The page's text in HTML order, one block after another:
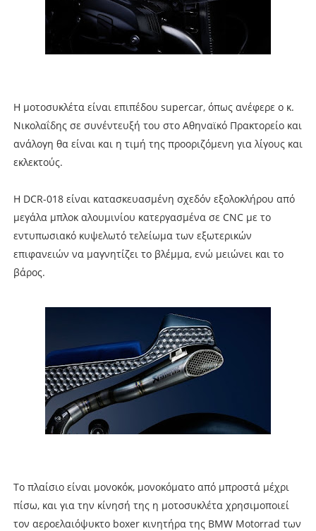
Η μοτοσυκλέτα είναι επιπέδου supercar, όπως ανέφερε ο κ.
Νικολαΐδης σε συνέντευξή του στο Αθηναϊκό Πρακτορείο και
ανάλογη θα είναι και η τιμή της προοριζόμενη για λίγους και
εκλεκτούς.
Η DCR-018 είναι κατασκευασμένη σχεδόν εξολοκλήρου από
μεγάλα μπλοκ αλουμινίου κατεργασμένα σε CNC με το
εντυπωσιακό κυψελωτό τελείωμα των εξωτερικών
επιφανειών να μαγνητίζει το βλέμμα, ενώ μειώνει και το
βάρος.
Το πλαίσιο είναι μονοκόκ, μονοκόματο από μπροστά μέχρι
πίσω, και για την κίνησή της η μοτοσυκλέτα χρησιμοποιεί
τον αεροελαιόψυκτο boxer κινητήρα της BMW Motorrad των